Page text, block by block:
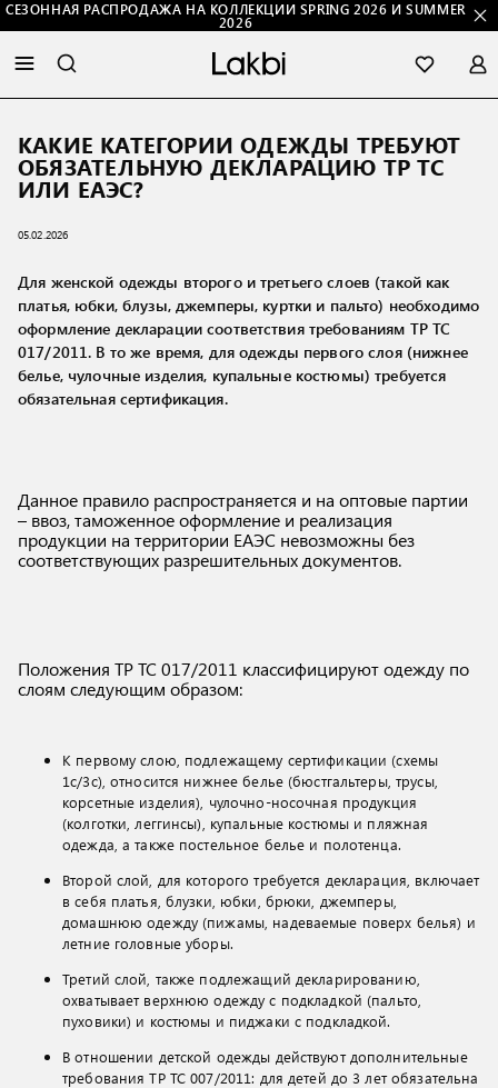
СЕЗОННАЯ РАСПРОДАЖА НА КОЛЛЕКЦИИ SPRING 2026 И SUMMER
2026
КАКИЕ КАТЕГОРИИ ОДЕЖДЫ ТРЕБУЮТ
ОБЯЗАТЕЛЬНУЮ ДЕКЛАРАЦИЮ ТР ТС
ИЛИ ЕАЭС?
05.02.2026
Для женской одежды второго и третьего слоев (такой как
платья, юбки, блузы, джемперы, куртки и пальто) необходимо
оформление декларации соответствия требованиям ТР ТС
017/2011. В то же время, для одежды первого слоя (нижнее
белье, чулочные изделия, купальные костюмы) требуется
обязательная сертификация.
Данное правило распространяется и на оптовые партии
– ввоз, таможенное оформление и реализация
продукции на территории ЕАЭС невозможны без
соответствующих разрешительных документов.
Положения ТР ТС 017/2011 классифицируют одежду по
слоям следующим образом:
К первому слою, подлежащему сертификации (схемы
1с/3с), относится нижнее белье (бюстгальтеры, трусы,
корсетные изделия), чулочно-носочная продукция
(колготки, леггинсы), купальные костюмы и пляжная
одежда, а также постельное белье и полотенца.
Второй слой, для которого требуется декларация, включает
в себя платья, блузки, юбки, брюки, джемперы,
домашнюю одежду (пижамы, надеваемые поверх белья) и
летние головные уборы.
Третий слой, также подлежащий декларированию,
охватывает верхнюю одежду с подкладкой (пальто,
пуховики) и костюмы и пиджаки с подкладкой.
В отношении детской одежды действуют дополнительные
требования ТР ТС 007/2011: для детей до 3 лет обязательна